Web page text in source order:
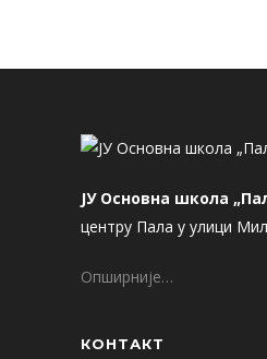
ЈУ Основна школа
центру Пала у улици
Опширније…
КОНТАКТ